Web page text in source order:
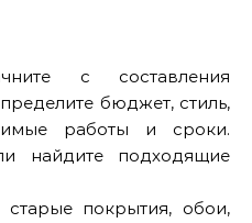
с составления
бюджет, стиль,
работы и сроки.
найдите подходящие
старые покрытия, обои,